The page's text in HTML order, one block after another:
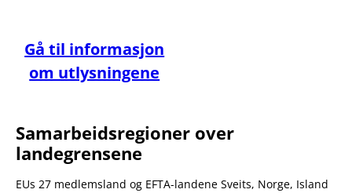
Gå til informasjon
om utlysningene
Samarbeidsregioner over
landegrensene
EUs 27 medlemsland og EFTA-landene Sveits, Norge, Island